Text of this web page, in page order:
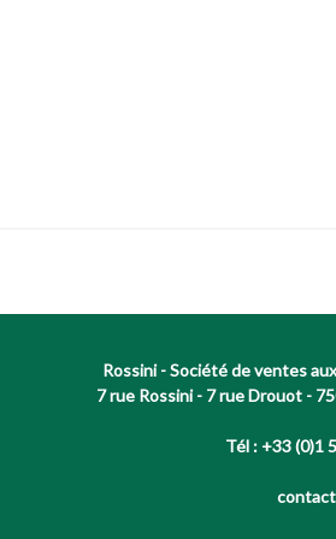
Rossini - Société de ventes
7 rue Rossini - 7 rue Drouot -
Tél : +33 (0)1